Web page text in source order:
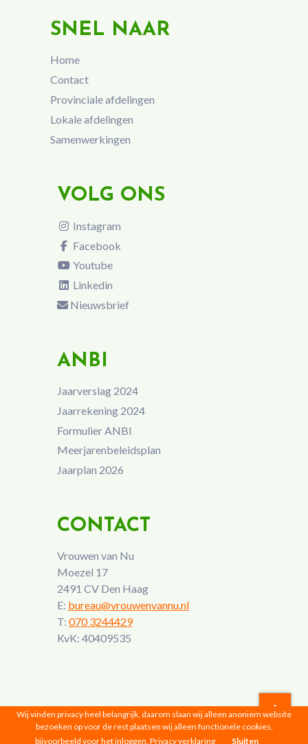
SNEL NAAR
Home
Contact
Provinciale afdelingen
Lokale afdelingen
Samenwerkingen
VOLG ONS
Instagram
Facebook
Youtube
Linkedin
Nieuwsbrief
ANBI
Jaarverslag 2024
Jaarrekening 2024
Formulier ANBI
Meerjarenbeleidsplan
Jaarplan 2026
CONTACT
Vrouwen van Nu
Moezel 17
2491 CV Den Haag
E: bureau@vrouwenvannu.nl
T: 070 3244429
KvK: 40409535
Vrouwen van Nu © 2026 |Privacyverklaring
Wij vinden privacy heel belangrijk, daarom slaan wij alleen anoniem website
bezoeken op voor de rest plaatsen wij alleen functionele cookies,
bijvoorbeeld voor het inloggen. Privacy verklaring Sluiten